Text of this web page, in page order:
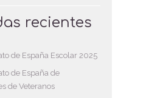
recientes
de España Escolar 2025
de España de
de Veteranos